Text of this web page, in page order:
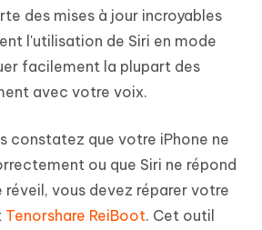
des mises à jour incroyables
l'utilisation de Siri en mode
facilement la plupart des
avec votre voix.
constatez que votre iPhone ne
ou que Siri ne répond
réveil, vous devez réparer votre
Tenorshare ReiBoot. Cet outil